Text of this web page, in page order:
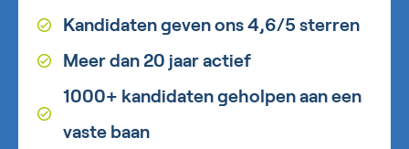
Kandidaten geven ons 4,6/5 sterren
Meer dan 20 jaar actief
1000+ kandidaten geholpen aan een
vaste baan